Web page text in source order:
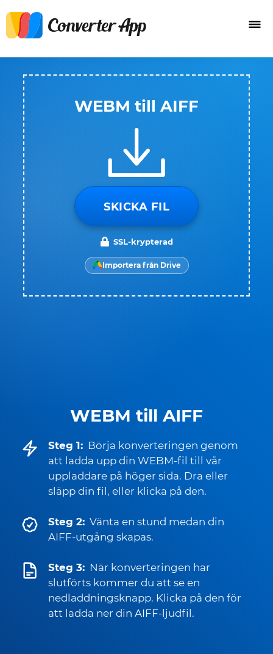
WEBM till AIFF
Steg 1: Börja konverteringen genom
att ladda upp din WEBM-fil till vår
uppladdare på höger sida. Dra eller
släpp din fil, eller klicka på den.
Steg 2: Vänta en stund medan din
AIFF-utgång skapas.
Steg 3: När konverteringen har
slutförts kommer du att se en
nedladdningsknapp. Klicka på den för
att ladda ner din AIFF-ljudfil.
WEBM till AIFF
SKICKA FIL
SSL-krypterad
Importera från Drive